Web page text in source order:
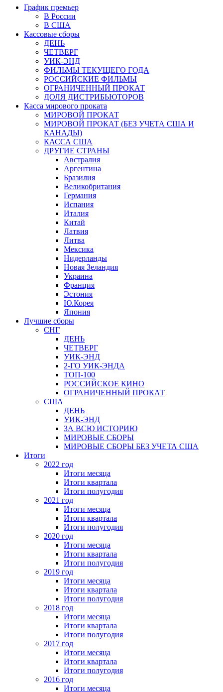
График премьер
В России
В США
Кассовые сборы
ДЕНЬ
ЧЕТВЕРГ
УИК-ЭНД
ФИЛЬМЫ ТЕКУЩЕГО ГОДА
РОССИЙСКИЕ ФИЛЬМЫ
ОГРАНИЧЕННЫЙ ПРОКАТ
ДОЛЯ ДИСТРИБЬЮТОРОВ
Касса мирового проката
МИРОВОЙ ПРОКАТ
МИРОВОЙ ПРОКАТ (БЕЗ УЧЕТА США И
КАНАДЫ)
КАССА США
ДРУГИЕ СТРАНЫ
Австралия
Аргентина
Бразилия
Великобритания
Германия
Испания
Италия
Китай
Латвия
Литва
Мексика
Нидерланды
Новая Зеландия
Украина
Франция
Эстония
Ю.Корея
Япония
Лучшие сборы
СНГ
ДЕНЬ
ЧЕТВЕРГ
УИК-ЭНД
2-ГО УИК-ЭНДА
ТОП-100
РОССИЙСКОЕ КИНО
ОГРАНИЧЕННЫЙ ПРОКАТ
США
ДЕНЬ
УИК-ЭНД
ЗА ВСЮ ИСТОРИЮ
МИРОВЫЕ СБОРЫ
МИРОВЫЕ СБОРЫ БЕЗ УЧЕТА США
Итоги
2022 год
Итоги месяца
Итоги квартала
Итоги полугодия
2021 год
Итоги месяца
Итоги квартала
Итоги полугодия
2020 год
Итоги месяца
Итоги квартала
Итоги полугодия
2019 год
Итоги месяца
Итоги квартала
Итоги полугодия
2018 год
Итоги месяца
Итоги квартала
Итоги полугодия
2017 год
Итоги месяца
Итоги квартала
Итоги полугодия
2016 год
Итоги месяца